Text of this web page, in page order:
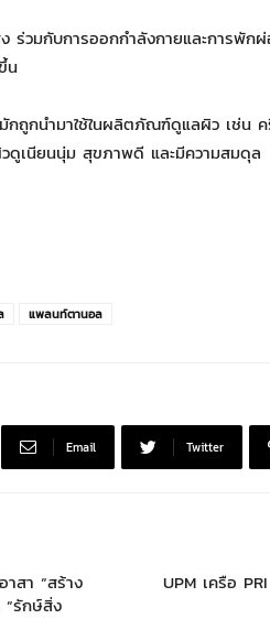
ร่วมกับการออกกำลังกายและการพัก
น
ถูกนำมาใช้ในผลิตภัณฑ์ดูแลผิว เช่น ค
ดูเนียนนุ่ม สุขภาพดี และมีความสมดุล
แพลนท์ตานอล
Email Twitter
สา “สร้าง
“รักษ์สิ่ง
UPM เครือ